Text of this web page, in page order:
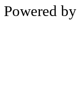
Powered by